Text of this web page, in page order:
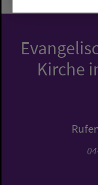
Kirche